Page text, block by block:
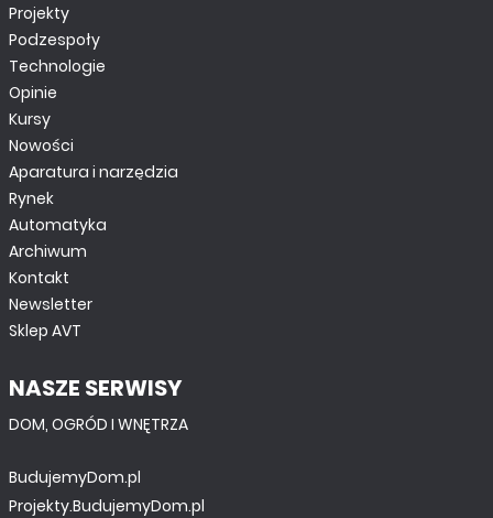
Projekty
Podzespoły
Technologie
Opinie
Kursy
Nowości
Aparatura i narzędzia
Rynek
Automatyka
Archiwum
Kontakt
Newsletter
Sklep AVT
NASZE SERWISY
DOM, OGRÓD I WNĘTRZA
BudujemyDom.pl
Projekty.BudujemyDom.pl